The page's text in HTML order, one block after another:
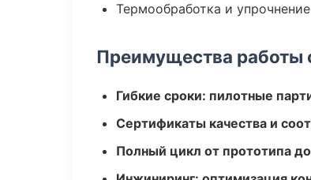
Термообработка и упрочнение
Преимущества работы
Гибкие сроки: пилотные
Сертификаты качества и
Полный цикл от прототипа